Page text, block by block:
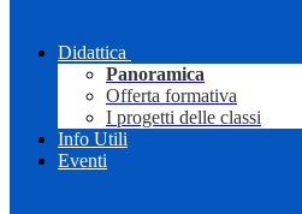
Didattica
Panoramica
Offerta formativa
I progetti delle classi
Info Utili
Eventi